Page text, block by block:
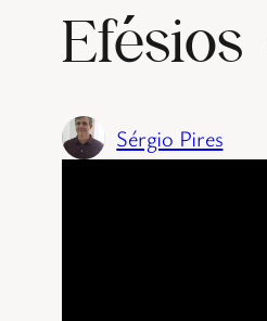
Efésios
Sérgio Pires